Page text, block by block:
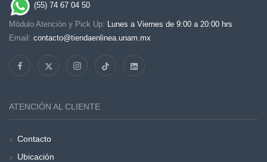
(55) 74 67 04 50
Módulo Atención y Pick Up: Lunes a Viernes de 9:00 a 20:00 hrs
Email: contacto@tiendaenlinea.unam.mx
ATENCIÓN AL CLIENTE
Contacto
Ubicación